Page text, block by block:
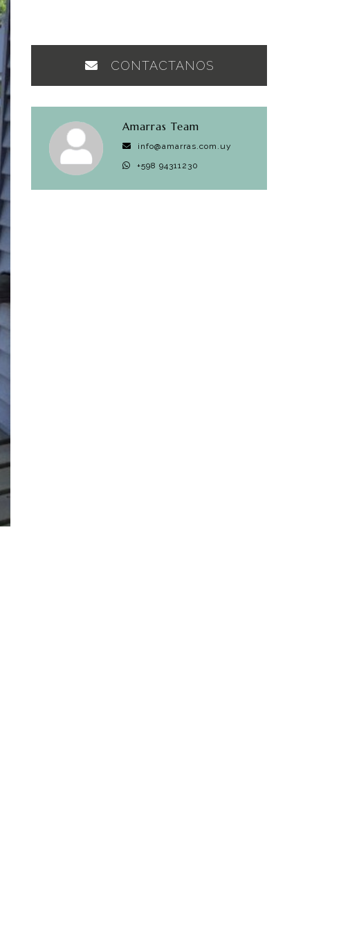
CONTACTANOS
Amarras Team
info@amarras.com.uy
+598 94311230